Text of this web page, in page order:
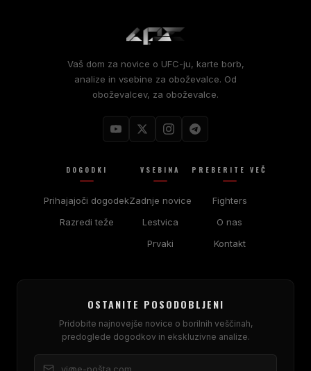
Vaš dom za novice o UFC-ju, karte borb,
analize in vsebine za oboževalce. Od
oboževalcev, za oboževalce.
DOGODKI
Prihajajoči dogodek
Razredi teže
VSEBINA
Zadnje novice
Lestvica
Prvaki
PREBERITE VEČ
Fighters
O nas
Kontakt
OSTANITE POSODOBLJENI
Pridobite najnovejše novice o borilnih veščinah,
predoglede dogodkov in ekskluzivne analize.